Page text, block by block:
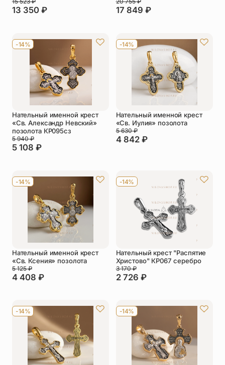
Складни
Статуэтки
Упаковка
Цепи
Чётки
Шнурки на
Другое
13 350 ₽ 17 849 ₽
-14%
Нательный именной крест
«Св. Александр Невский»
позолота КР095сз
5 108 ₽
5 940₽
-14%
Нательный именной крест
«Св. Иулия» позолота
4 842 ₽
5 630₽
-14%
Нательный именной крест
«Св. Ксения» позолота
4 408 ₽
5 125₽
-14%
Нательный крест "Распятие
Христово" КР067 серебро
2 726 ₽
3 170₽
-14% -14%